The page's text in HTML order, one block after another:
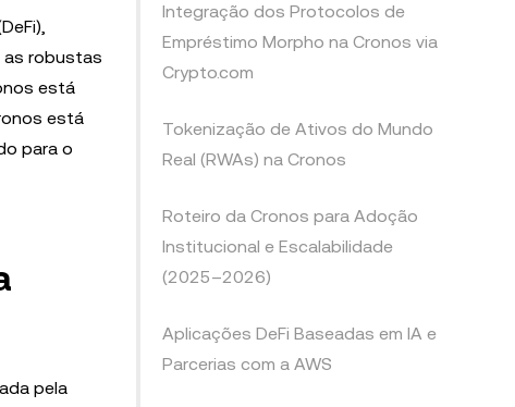
as robustas
está
está
para o
pela
Integração dos Protocolos de
Empréstimo Morpho na Cronos via
Crypto.com
Tokenização de Ativos do Mundo
Real (RWAs) na Cronos
Roteiro da Cronos para Adoção
Institucional e Escalabilidade
(2025–2026)
Aplicações DeFi Baseadas em IA e
Parcerias com a AWS